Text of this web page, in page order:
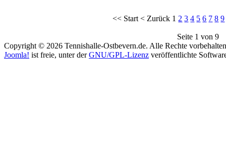
<< Start < Zurück 1 2 3 4 5 6 7 8 9
Seite 1 von 9
Copyright © 2026 Tennishalle-Ostbevern.de. Alle Rechte
Joomla! ist freie, unter derGNU/GPL-Lizenz veröffentlichte